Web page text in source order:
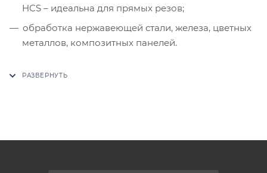
HCS – идеальна для прямых резов;
обработка нержавеющей стали, железа, цветных
металлов, композитных панелей.